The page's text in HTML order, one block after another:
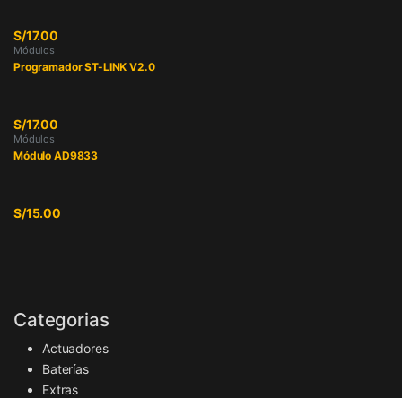
S/17.00
Módulos
Programador ST-LINK V2.0
S/17.00
Módulos
Módulo AD9833
S/15.00
Categorias
Actuadores
Baterías
Extras